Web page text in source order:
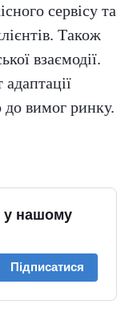
сервісу та
Також
взаємодії.
до вимог ринку.
у нашому
Підписатися